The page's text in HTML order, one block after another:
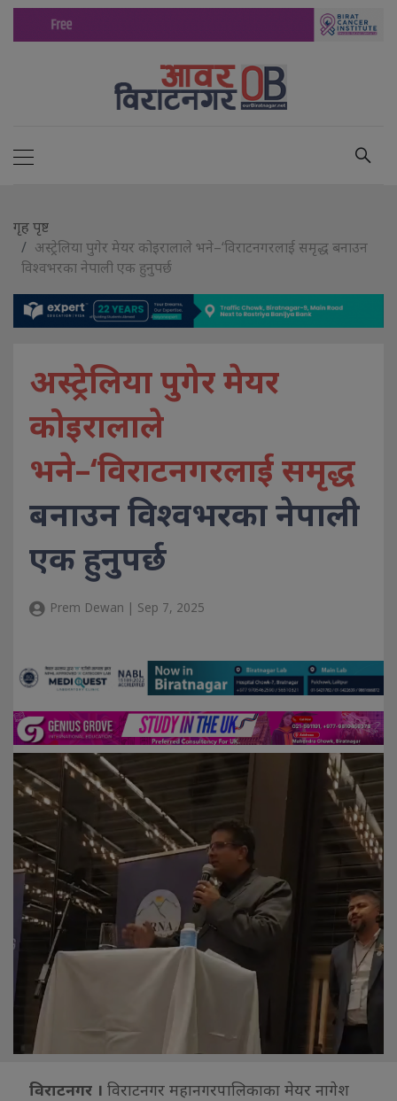
गृह पृष्ट
अस्ट्रेलिया पुगेर मेयर कोइरालाले भने–‘विराटनगरलाई समृद्ध बनाउन
विश्वभरका नेपाली एक हुनुपर्छ
अस्ट्रेलिया पुगेर मेयर
कोइरालाले
भने–‘विराटनगरलाई समृद्ध
बनाउन विश्वभरका नेपाली
एक हुनुपर्छ
Prem Dewan | Sep 7, 2025
विराटनगर । विराटनगर महानगरपालिकाका मेयर नागेश